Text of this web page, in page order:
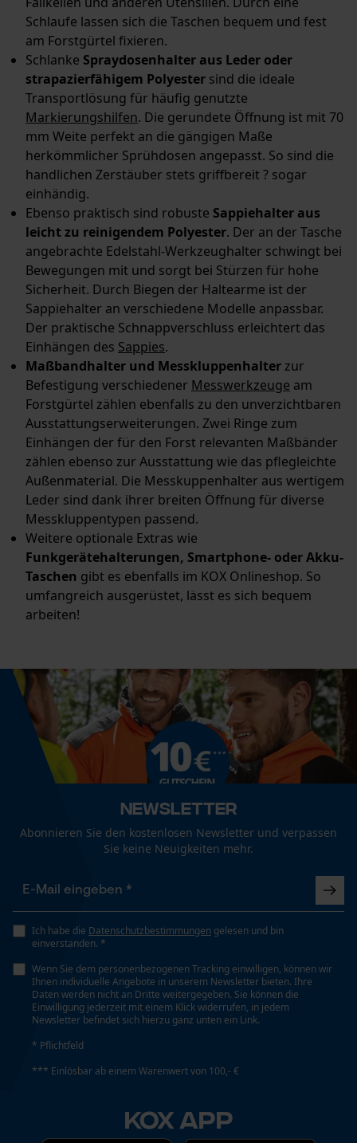
Schlaufe lassen sich die Taschen bequem und fest
am Forstgürtel fixieren.
Schlanke Spraydosenhalter aus Leder oder
strapazierfähigem Polyester sind die ideale
Transportlösung für häufig genutzte
Markierungshilfen. Die gerundete Öffnung ist mit 70
mm Weite perfekt an die gängigen Maße
herkömmlicher Sprühdosen angepasst. So sind die
handlichen Zerstäuber stets griffbereit ? sogar
einhändig.
Ebenso praktisch sind robuste Sappiehalter aus
leicht zu reinigendem Polyester. Der an der Tasche
angebrachte Edelstahl-Werkzeughalter schwingt bei
Bewegungen mit und sorgt bei Stürzen für hohe
Sicherheit. Durch Biegen der Haltearme ist der
Sappiehalter an verschiedene Modelle anpassbar.
Der praktische Schnappverschluss erleichtert das
Einhängen des Sappies.
Maßbandhalter und Messkluppenhalterzur
Befestigung verschiedener Messwerkzeuge am
Forstgürtel zählen ebenfalls zu den unverzichtbaren
Ausstattungserweiterungen. Zwei Ringe zum
Einhängen der für den Forst relevanten Maßbänder
zählen ebenso zur Ausstattung wie das pflegleichte
Außenmaterial. Die Messkuppenhalter aus wertigem
Leder sind dank ihrer breiten Öffnung für diverse
Messkluppentypen passend.
Weitere optionale Extras wie
Funkgerätehalterungen, Smartphone- oder Akku-
Taschen gibt es ebenfalls im KOX Onlineshop. So
umfangreich ausgerüstet, lässt es sich bequem
arbeiten!
Newsletter
Abonnieren Sie den kostenlosen Newsletter und verpassen
Sie keine Neuigkeiten mehr.
Ich habe die Datenschutzbestimmungen gelesen und bin
einverstanden. *
Wenn Sie dem personenbezogenen Tracking einwilligen, können wir
Ihnen individuelle Angebote in unserem Newsletter bieten. Ihre
Daten werden nicht an Dritte weitergegeben. Sie können die
Einwilligung jederzeit mit einem Klick widerrufen, in jedem
Newsletter befindet sich hierzu ganz unten ein Link.
* Pflichtfeld
*** Einlösbar ab einem Warenwert von 100,- €
KOX APP
Google Maps
Kontaktaufnahme per Chat
Marketing Cookies
Microsoft Advertising Universal
Event Tracking
Facebook Pixel
Criteo
Survicate